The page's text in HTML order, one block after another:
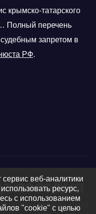
татарского
Полный перечень
запретом в
РФ.
сегодня
район - новости, фото
веб-аналитики
ресурс,
с использованием
"cookie" с целью